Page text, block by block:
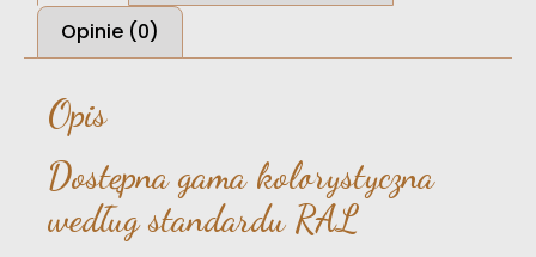
Opinie (0)
Opis
Dostępna gama kolorystyczna
według standardu RAL